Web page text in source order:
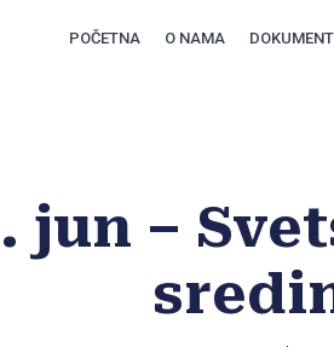
POČETNA O NAMA
jun –